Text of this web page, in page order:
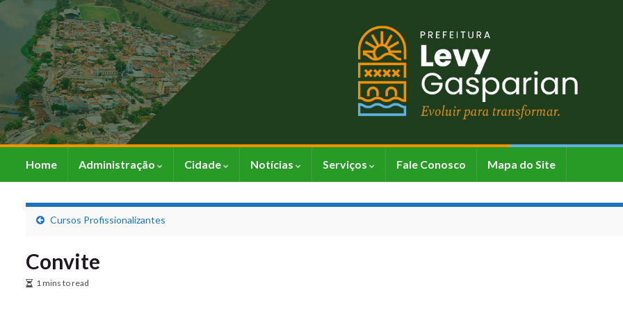
Home Administração Cidade Notícias Serviços Fale Conosco Mapa do Site
Cursos Profissionalizantes
Convite
1 mins to read